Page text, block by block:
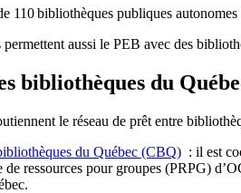
110bibliothèques publiques autonomes
aussi le PEB avec des
bibliothèques du
le réseau de prêt entre
du Québec (CBQ) : il est
de ressources pour groupes (PRPG)